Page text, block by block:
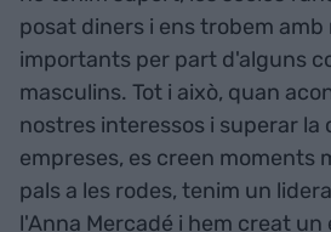
posat diners i ens trobem
importants per part d'alguns
masculins. Tot i això, quan
nostres interessos i superar
empreses, es creen moments
pals a les rodes, tenim un
l'Anna Mercadé i hem creat un